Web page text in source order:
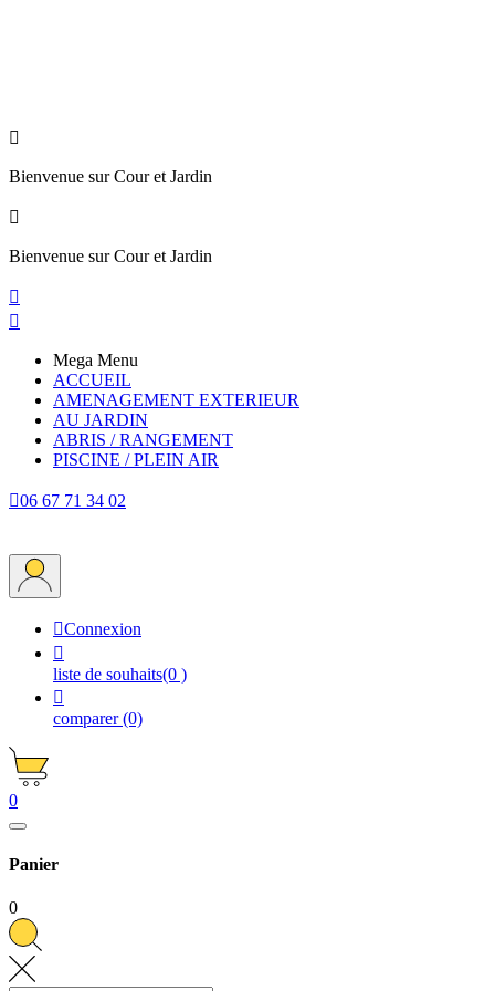

Bienvenue sur Cour et Jardin

Bienvenue sur Cour et Jardin


Mega Menu
ACCUEIL
AMENAGEMENT EXTERIEUR
AU JARDIN
ABRIS / RANGEMENT
PISCINE / PLEIN AIR
06 67 71 34 02
Connexion

liste de souhaits(0 )

comparer(0)
0
Panier
0